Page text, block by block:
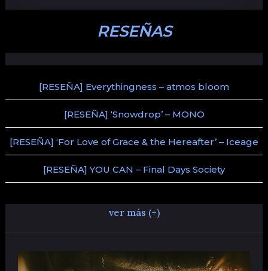
RESEÑAS
[RESEÑA] Everythingness – atmos bloom
[RESEÑA] ‘Snowdrop’ – MONO
[RESEÑA] ‘For Love of Grace & the Hereafter’ – Iceage
[RESEÑA] YOU CAN – Final Days Society
ver más (+)